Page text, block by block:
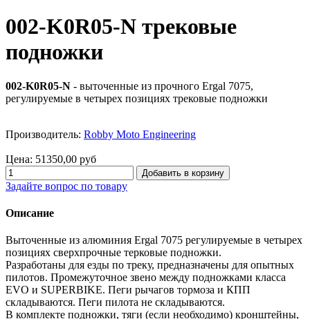
002-K0R05-N трековые
подножки
002-K0R05-N - выточенные из прочного Ergal 7075,
регулируемые в четырех позициях трековые подножки
Производитель: Robby Moto Engineering
Цена: 51350,00 руб
Задайте вопрос по товару
Описание
Выточенные из алюминия Ergal 7075 регулируемые в четырех
позициях сверхпрочные терковые подножки.
Разработаны для езды по треку, предназначены для опытных
пилотов. Промежуточное звено между подножками класса
EVO и SUPERBIKE. Пеги рычагов тормоза и КПП
складываются. Пеги пилота не складываются.
В комплекте подножки, тяги (если необходимо) кронштейны,